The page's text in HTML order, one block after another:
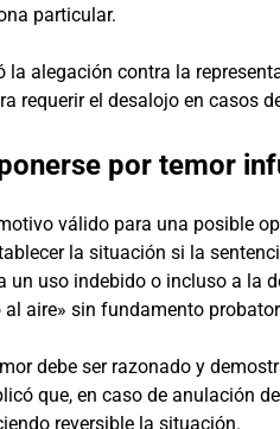
particular.
la alegación contra la
requerir el desalojo en casos
por temor
válido para una posible
la situación si la
un uso indebido o incluso a la
aire» sin fundamento
debe ser razonado y
que, en caso de anulación
reversible la situación.